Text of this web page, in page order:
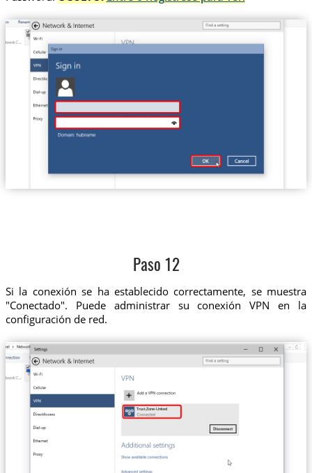
Paso 12
Si la conexión se ha establecido correctamente, se muestra
"Conectado". Puede administrar su conexión VPN en la
configuración de red.
Trust.Zone-United-States-Colorado